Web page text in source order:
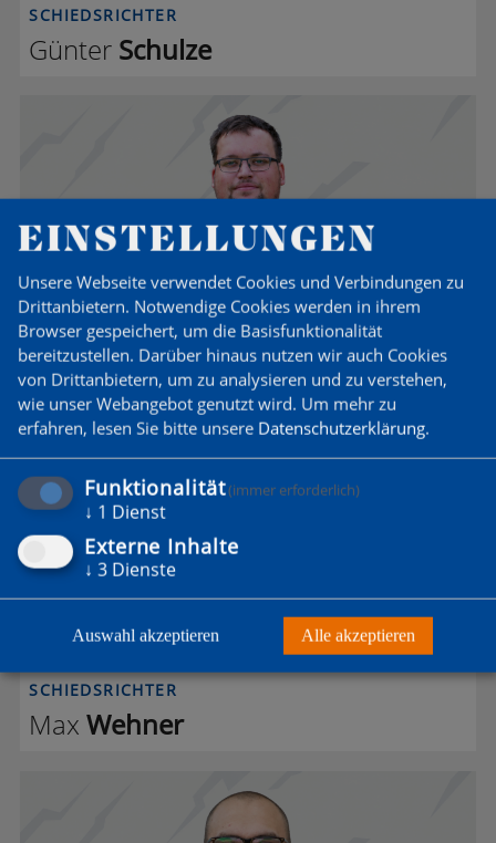
SCHIEDSRICHTER
Günter Schulze
M A
SCHIEDSRICHTER
MarcoAwiszus
M W
SCHIEDSRICHTER
Max Wehner
EINSTELLUNGEN
Unsere Webseite verwendet Cookies und Verbindungen zu
Drittanbietern. Notwendige Cookies werden in ihrem
Browser gespeichert, um die Basisfunktionalität
bereitzustellen. Darüber hinaus nutzen wir auch Cookies
von Drittanbietern, um zu analysieren und zu verstehen,
wie unser Webangebot genutzt wird. Um mehr zu
erfahren, lesen Sie bitte unsere Datenschutzerklärung.
Funktionalität(immer erforderlich)
↓ 1 Dienst
Externe Inhalte
↓ 3 Dienste
Auswahl akzeptieren Alle akzeptieren